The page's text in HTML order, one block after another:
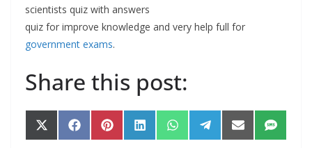
scientists quiz with answers
quiz for improve knowledge and very help full for
government exams.
Share this post:
Share
on
Share
on
Share
on
Share
on
Share
on
Share
on
Share
on
Share
on